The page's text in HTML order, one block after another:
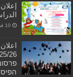
الدراسي
10 فبراير، 2020
25/26
הפיס 25/